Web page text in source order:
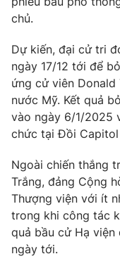
Chất lượng cuộc
Học trực tuyến
Công nghệ
Hitech Công nghệ
Sản phẩm
Thị trường
Tư vấn
Giao lưu trực
Lịch phát sóng
Chuyên mục khác
Emagazine
Photo
Video
chủ.
Dự kiến, đại cử tri
ngày 17/12 tới để
ứng cử viên
nước Mỹ. Kết quả
vào ngày 6/1/2025
chức tại Đồi
Ngoài chiến thắng
Trắng, đảng Cộng
Thượng viện với ít
trong khi công tác
quả bầu cử Hạ
ngày tới.